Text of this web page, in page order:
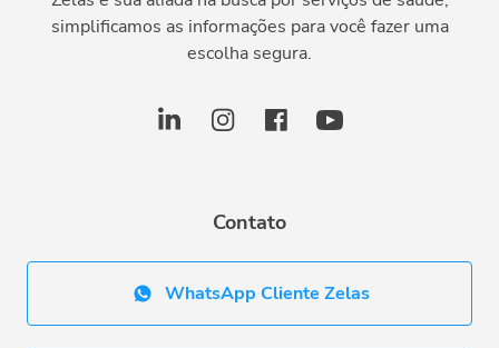
simplificamos as informações para você fazer uma
escolha segura.
Contato
WhatsApp Cliente Zelas